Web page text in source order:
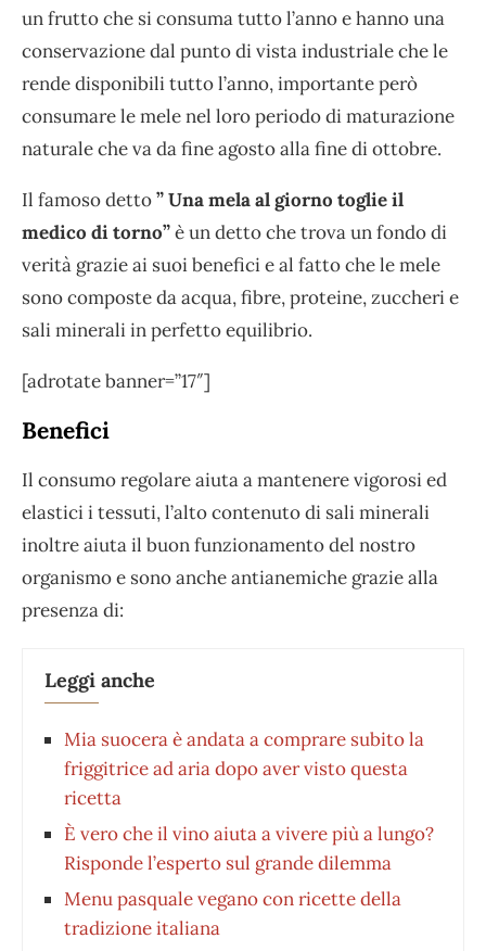
un frutto che si consuma tutto l’anno e hanno una
conservazione dal punto di vista industriale che le
rende disponibili tutto l’anno, importante però
consumare le mele nel loro periodo di maturazione
naturale che va da fine agosto alla fine di ottobre.
Il famoso detto” Una mela al giorno toglie il
medico di torno”è un detto che trova un fondo di
verità grazie ai suoi benefici e al fatto che le mele
sono composte da acqua, fibre, proteine, zuccheri e
sali minerali in perfetto equilibrio.
[adrotate banner=”17″]
Benefici
Il consumo regolare aiuta a mantenere vigorosi ed
elastici i tessuti, l’alto contenuto di sali minerali
inoltre aiuta il buon funzionamento del nostro
organismo e sono anche antianemiche grazie alla
presenza di:
Leggi anche
Mia suocera è andata a comprare subito la
friggitrice ad aria dopo aver visto questa
ricetta
È vero che il vino aiuta a vivere più a lungo?
Risponde l’esperto sul grande dilemma
Menu pasquale vegano con ricette della
tradizione italiana